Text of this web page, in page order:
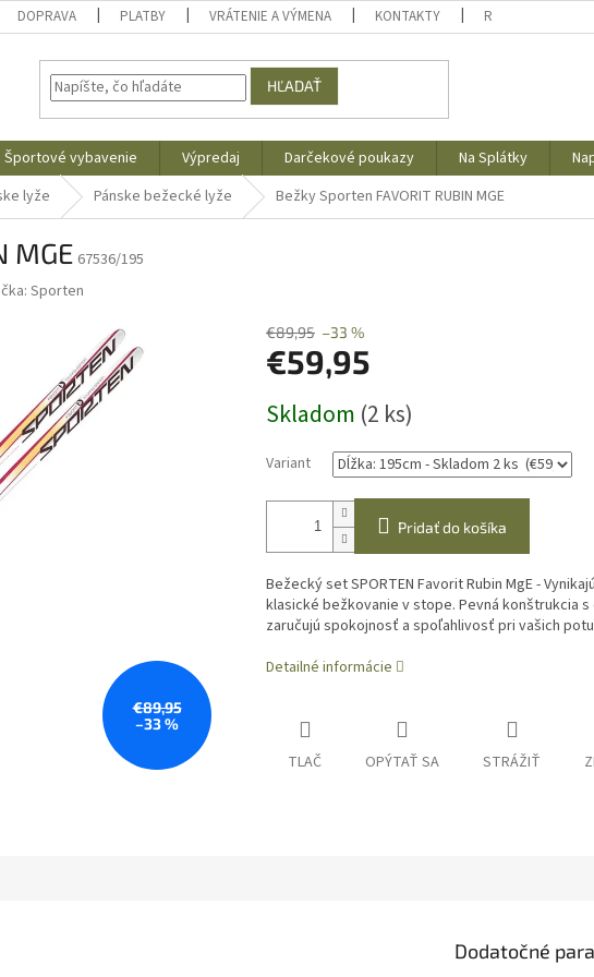
DOPRAVA PLATBY VRÁTENIE A VÝMENA KONTAKTY REKLAMAČNÝ
HĽADAŤ
Športové vybavenie Výpredaj Darčekové poukazy Na Splátky
lyže Pánske bežecké lyže Bežky Sporten FAVORIT RUBIN MGE
MGE 67536/195
Sporten
€89,95
–33 %
€89,95 –33 %
€59,95
cena:
Skladom (2 ks)
Variant
Pridať do košíka
Bežecký set SPORTEN Favorit Rubin MgE -
klasické bežkovanie v stope. Pevná konštrukcia
zaručujú spokojnosť a spoľahlivosť pri vašich
Detailné informácie
TLAČ OPÝTAŤ SA STRÁŽIŤ
Dodatočné